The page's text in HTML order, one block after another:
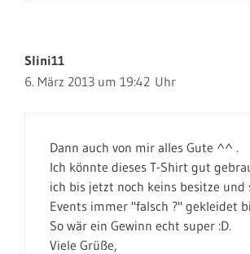
Slini11
6. März 2013 um 19:42 Uhr
Dann auch von mir alles Gute ^^ .
Ich könnte dieses T-Shirt gut
ich bis jetzt noch keins besitze und
Events immer "falsch ?" gekleidet
So wär ein Gewinn echt super :D.
Viele Grüße,